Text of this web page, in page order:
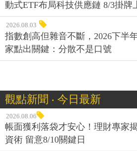
動式ETF布局科技供應鏈 8/3掛牌
2026.08.03
指數創高但雜音不斷，2026下半
家點出關鍵：分散不是口號
觀點新聞 ‧ 今日最新
2026.08.06
帳面獲利落袋才安心！理財專家
資術 留意8/10關鍵日